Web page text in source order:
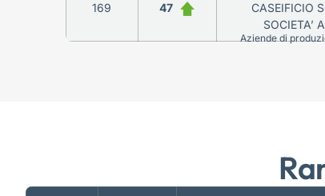
169 47
CASEIFICIO
SOCIETA’
Aziende di